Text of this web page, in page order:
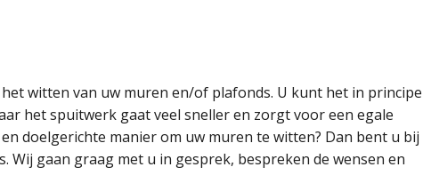
witten van uw muren en/of plafonds. U kunt het in principe
het spuitwerk gaat veel sneller en zorgt voor een egale
doelgerichte manier om uw muren te witten? Dan bent u bij
Wij gaan graag met u in gesprek, bespreken de wensen en